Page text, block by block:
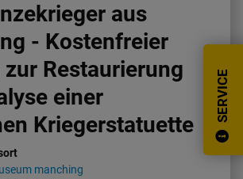
SERVICE
aus
- Kostenfreier
Restaurierung
einer
Kriegerstatuette
manching